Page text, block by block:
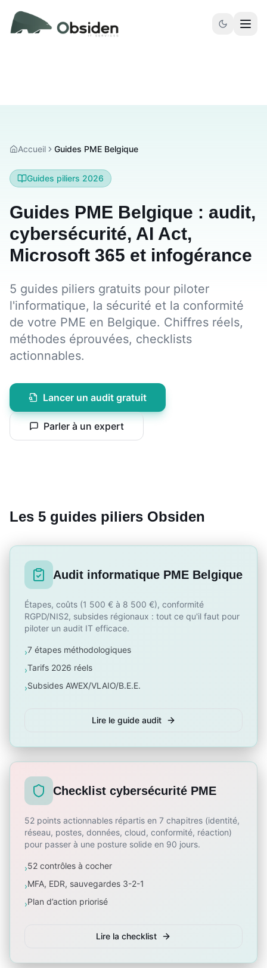
Accueil Guides PME Belgique
Guides piliers 2026
Guides PME Belgique : audit,
cybersécurité, AI Act,
Microsoft 365 et infogérance
5 guides piliers gratuits pour piloter
l'informatique, la sécurité et la conformité
de votre PME en Belgique. Chiffres réels,
méthodes éprouvées, checklists
actionnables.
Lancer un audit gratuit
Parler à un expert
Les 5 guides piliers Obsiden
Audit informatique PME Belgique
Étapes, coûts (1 500 € à 8 500 €), conformité
RGPD/NIS2, subsides régionaux : tout ce qu'il faut pour
piloter un audit IT efficace.
›7 étapes méthodologiques
›Tarifs 2026 réels
›Subsides AWEX/VLAIO/B.E.E.
Lire le guide audit
Checklist cybersécurité PME
52 points actionnables répartis en 7 chapitres (identité,
réseau, postes, données, cloud, conformité, réaction)
pour passer à une posture solide en 90 jours.
›52 contrôles à cocher
›MFA, EDR, sauvegardes 3-2-1
›Plan d’action priorisé
Lire la checklist